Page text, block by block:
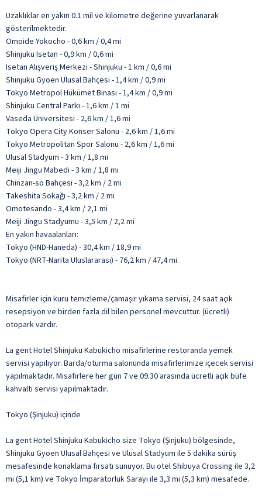
Uzaklıklar en yakın 0.1 mil ve kilometre değerine yuvarlanarak
gösterilmektedir.
Omoide Yokocho - 0,6 km / 0,4 mi
Shinjuku Isetan - 0,9 km / 0,6 mi
Isetan Alışveriş Merkezi - Shinjuku - 1 km / 0,6 mi
Shinjuku Gyoen Ulusal Bahçesi - 1,4 km / 0,9 mi
Tokyo Metropol Hükümet Binası - 1,4 km / 0,9 mi
Shinjuku Central Parkı - 1,6 km / 1 mi
Vaseda Üniversitesi - 2,6 km / 1,6 mi
Tokyo Opera City Konser Salonu - 2,6 km / 1,6 mi
Tokyo Metropolitan Spor Salonu - 2,6 km / 1,6 mi
Ulusal Stadyum - 3 km / 1,8 mi
Meiji Jingu Mabedi - 3 km / 1,8 mi
Chinzan-so Bahçesi - 3,2 km / 2 mi
Takeshita Sokağı - 3,2 km / 2 mi
Omotesando - 3,4 km / 2,1 mi
Meiji Jingu Stadyumu - 3,5 km / 2,2 mi
En yakın havaalanları:
Tokyo (HND-Haneda) - 30,4 km / 18,9 mi
Tokyo (NRT-Narita Uluslararası) - 76,2 km / 47,4 mi
Misafirler için kuru temizleme/çamaşır yıkama servisi, 24 saat açık
resepsiyon ve birden fazla dil bilen personel mevcuttur. (ücretli)
otopark vardır.
La gent Hotel Shinjuku Kabukicho misafirlerine restoranda yemek
servisi yapılıyor. Barda/oturma salonunda misafirlerimize içecek servisi
yapılmaktadır. Misafirlere her gün 7 ve 09.30 arasında ücretli açık büfe
kahvaltı servisi yapılmaktadır.
Tokyo (Şinjuku) içinde
La gent Hotel Shinjuku Kabukicho size Tokyo (Şinjuku) bölgesinde,
Shinjuku Gyoen Ulusal Bahçesi ve Ulusal Stadyum ile 5 dakika sürüş
mesafesinde konaklama fırsatı sunuyor. Bu otel Shibuya Crossing ile 3,2
mi (5,1 km) ve Tokyo İmparatorluk Sarayı ile 3,3 mi (5,3 km) mesafede.